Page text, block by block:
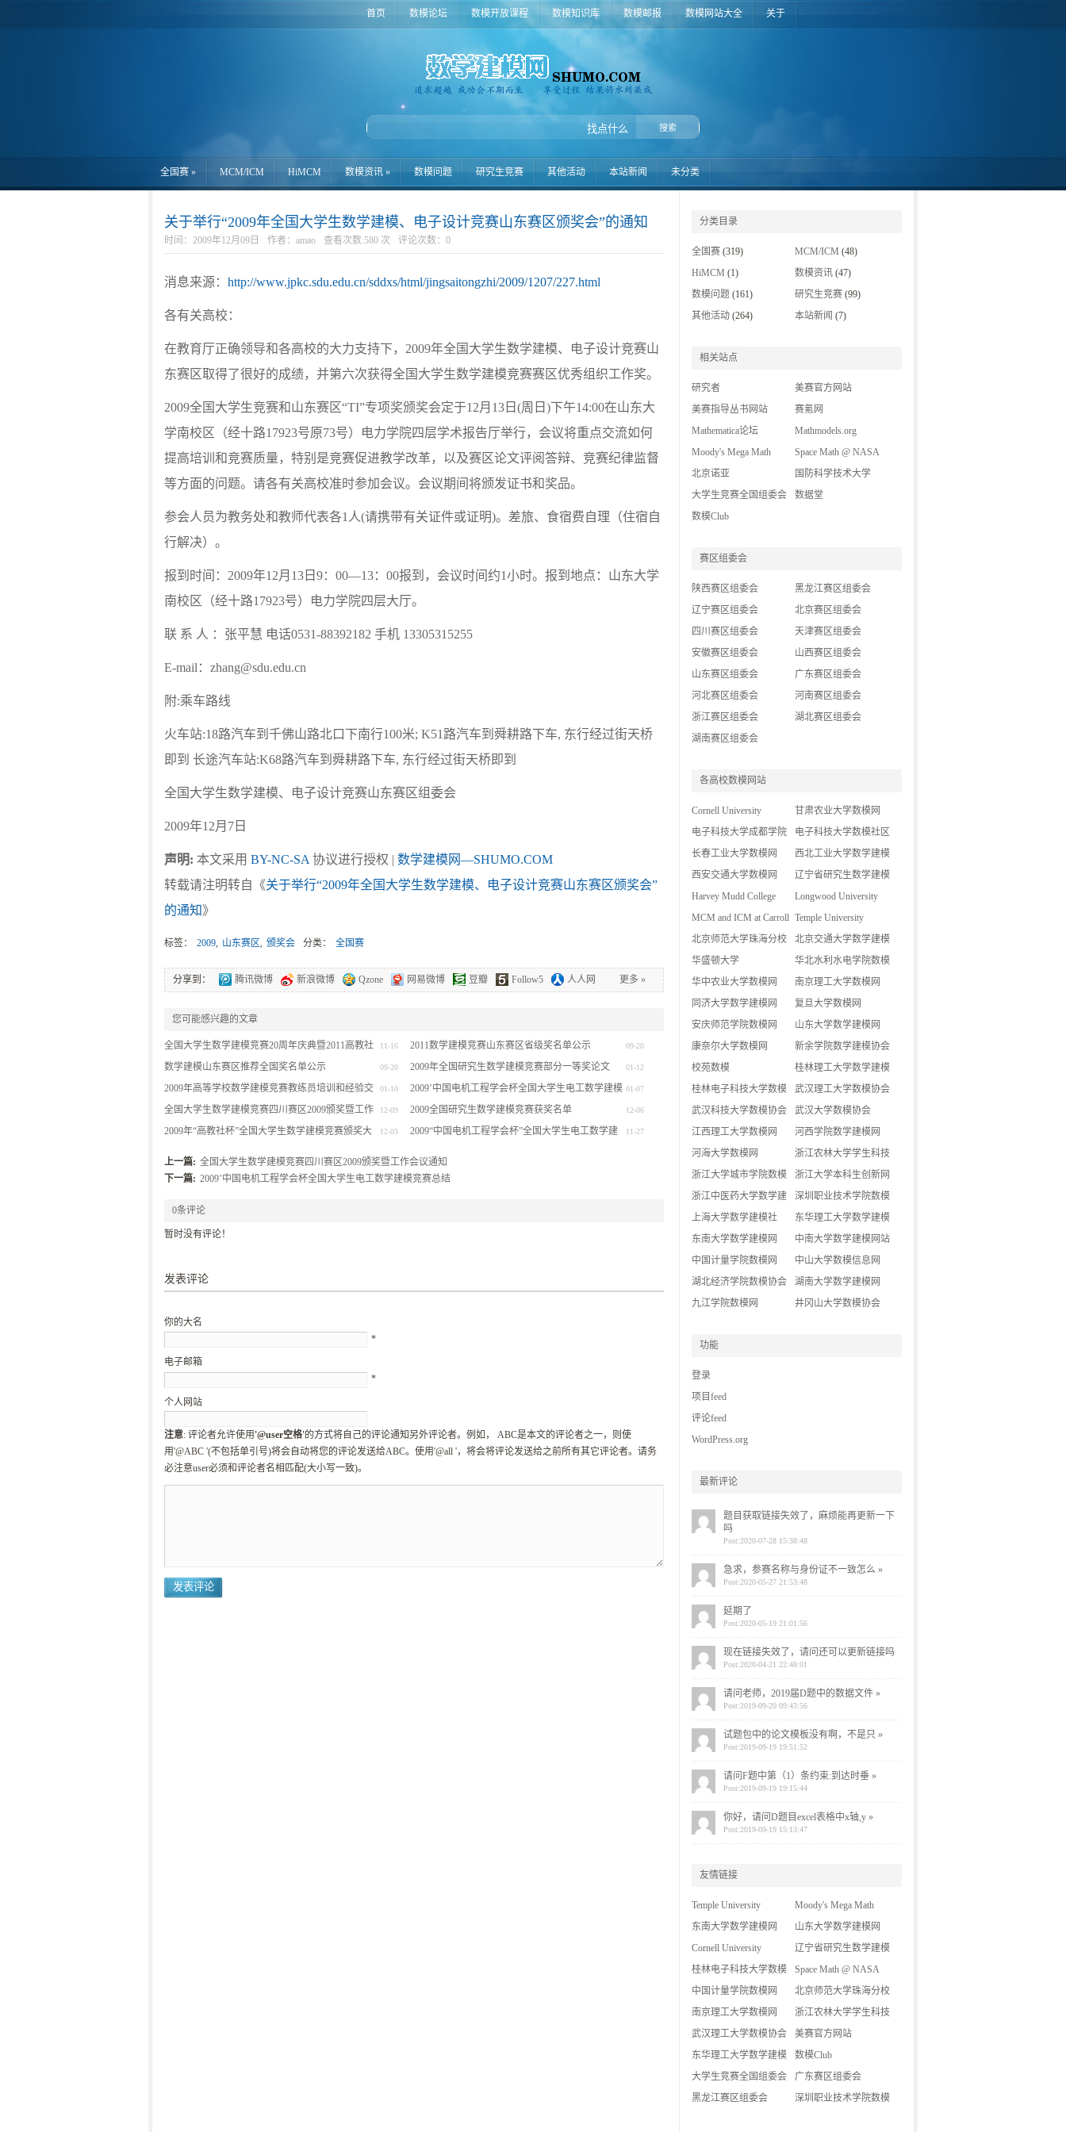
首页 数模论坛 数模开放课程 数模知识库 数模邮报 数模网站大全 关于
全国赛 » MCM/ICM HiMCM 数模资讯 » 数模问题 研究生竞赛 其他活动 本站新闻 未分类
关于举行“2009年全国大学生数学建模、电子设计竞赛山东赛区颁奖会”的通知
时间：2009年12月09日 作者：amao 查看次数:580 次 评论次数： 0
消息来源： http://www.jpkc.sdu.edu.cn/sddxs/html/jingsaitongzhi/2009/1207/227.html
各有关高校：
在教育厅正确领导和各高校的大力支持下，2009年全国大学生数学建模、电子设计竞赛山
东赛区取得了很好的成绩，并第六次获得全国大学生数学建模竞赛赛区优秀组织工作奖。
2009全国大学生竞赛和山东赛区“TI”专项奖颁奖会定于12月13日(周日)下午14:00在山东大
学南校区（经十路17923号原73号）电力学院四层学术报告厅举行，会议将重点交流如何
提高培训和竞赛质量，特别是竞赛促进教学改革，以及赛区论文评阅答辩、竞赛纪律监督
等方面的问题。请各有关高校准时参加会议。会议期间将颁发证书和奖品。
参会人员为教务处和教师代表各1人(请携带有关证件或证明)。差旅、食宿费自理（住宿自
行解决）。
报到时间：2009年12月13日9：00—13：00报到，会议时间约1小时。报到地点：山东大学
南校区（经十路17923号）电力学院四层大厅。
联 系 人 ：张平慧 电话0531-88392182 手机 13305315255
E-mail：zhang@sdu.edu.cn
附:乘车路线
火车站:18路汽车到千佛山路北口下南行100米; K51路汽车到舜耕路下车, 东行经过街天桥
即到 长途汽车站:K68路汽车到舜耕路下车, 东行经过街天桥即到
全国大学生数学建模、电子设计竞赛山东赛区组委会
2009年12月7日
声明: 本文采用 BY-NC-SA 协议进行授权 | 数学建模网—SHUMO.COM
转载请注明转自《关于举行“2009年全国大学生数学建模、电子设计竞赛山东赛区颁奖会”
的通知》
标签： 2009, 山东赛区, 颁奖会 分类： 全国赛
分享到： 腾讯微博 新浪微博 Qzone 网易微博 豆瓣 Follow5 人人网 更多 »
您可能感兴趣的文章
11-16
全国大学生数学建模竞赛20周年庆典暨2011高教社
杯颁奖仪式和工作会议第一次会议通知(新)
09-20
2011数学建模竞赛山东赛区省级奖名单公示
09-20
数学建模山东赛区推荐全国奖名单公示 01-12
2009年全国研究生数学建模竞赛部分一等奖论文
01-10
2009年高等学校数学建模竞赛教练员培训和经验交
流会在东南大学召开
01-07
2009’中国电机工程学会杯全国大学生电工数学建模
竞赛总结
12-09
全国大学生数学建模竞赛四川赛区2009颁奖暨工作
会议通知
12-06
2009全国研究生数学建模竞赛获奖名单
12-03
2009年“高教社杯”全国大学生数学建模竞赛颁奖大
11-27
2009“中国电机工程学会杯”全国大学生电工数学建
上一篇: 全国大学生数学建模竞赛四川赛区2009颁奖暨工作会议通知
下一篇: 2009’中国电机工程学会杯全国大学生电工数学建模竞赛总结
0条评论
暂时没有评论！
发表评论
你的大名
*
电子邮箱
*
个人网站
注意: 评论者允许使用 '@user空格'的方式将自己的评论通知另外评论者。例如， ABC是本文的评论者之一，则使
用'@ABC '(不包括单引号)将会自动将您的评论发送给ABC。使用'@all '，将会将评论发送给之前所有其它评论者。请务
必注意user必须和评论者名相匹配(大小写一致)。
分类目录
全国赛 (319)
数据挖掘竞赛
(1)
数模夏令营
(45)
MCM/ICM (48)
HiMCM (1) 数模资讯 (47)
建模经验交流
媒体报道(1)
精华转载
数模问题 (161) 研究生竞赛 (99)
其他活动 (264) 本站新闻 (7)
相关站点
研究者
美赛官方网站
美赛指导丛书网站
赛氪网
Mathematica论坛
Mathmodels.org
Moody's Mega Math
Challenge (A Contest for
High School Students)
Space Math @ NASA
北京诺亚
国防科学技术大学
大学生竞赛全国组委会
数据堂
数模Club
赛区组委会
陕西赛区组委会
黑龙江赛区组委会
辽宁赛区组委会
北京赛区组委会
四川赛区组委会
天津赛区组委会
安徽赛区组委会
山西赛区组委会
山东赛区组委会
广东赛区组委会
河北赛区组委会
河南赛区组委会
浙江赛区组委会
湖北赛区组委会
湖南赛区组委会
各高校数模网站
Cornell University
甘肃农业大学数模网
电子科技大学成都学院
数模论坛
电子科技大学数模社区
长春工业大学数模网
西北工业大学数学建模
基地
西安交通大学数模网
辽宁省研究生数学建模
竞赛
Harvey Mudd College
Longwood University
MCM and ICM at Carroll Temple University
北京师范大学珠海分校
数模网
北京交通大学数学建模
网
华盛顿大学
华北水利水电学院数模
协会
华中农业大学数模网
南京理工大学数模网
同济大学数学建模网
复旦大学数模网
安庆师范学院数模网
山东大学数学建模网
康奈尔大学数模网
新余学院数学建模协会
校苑数模
桂林理工大学数学建模
协会
桂林电子科技大学数模
基地
武汉理工大学数模协会
武汉科技大学数模协会
武汉大学数模协会
江西理工大学数模网
河西学院数学建模网
河海大学数模网
浙江农林大学学生科技
创新网
浙江大学城市学院数模
网
浙江大学本科生创新网
浙江中医药大学数学建
模基地
深圳职业技术学院数模
协会
上海大学数学建模社
东华理工大学数学建模
协会
东南大学数学建模网
中南大学数学建模网站
中国计量学院数模网
中山大学数模信息网
湖北经济学院数模协会
湖南大学数学建模网
九江学院数模网
井冈山大学数模协会
功能
登录
项目feed
评论feed
WordPress.org
最新评论
题目获取链接失效了，麻烦能再更新一下
吗
Post:2020-07-28 15:38:48
急求，参赛名称与身份证不一致怎么 »
Post:2020-05-27 21:53:48
延期了
Post:2020-05-19 21:01:56
现在链接失效了，请问还可以更新链接吗
Post:2020-04-21 22:48:01
请问老师，2019届D题中的数据文件 »
Post:2019-09-20 09:43:56
试题包中的论文模板没有啊，不是只 »
Post:2019-09-19 19:51:52
请问F题中第（1）条约束:到达时垂 »
Post:2019-09-19 19:15:44
你好，请问D题目excel表格中x轴,y »
Post:2019-09-19 15:13:47
友情链接
Temple University
Moody's Mega Math
Challenge (A Contest for
High School Students)
东南大学数学建模网
山东大学数学建模网
Cornell University
辽宁省研究生数学建模
竞赛
桂林电子科技大学数模
基地
Space Math @ NASA
中国计量学院数模网
北京师范大学珠海分校
数模网
南京理工大学数模网
浙江农林大学学生科技
创新网
武汉理工大学数模协会
美赛官方网站
东华理工大学数学建模
协会
数模Club
大学生竞赛全国组委会
广东赛区组委会
黑龙江赛区组委会
深圳职业技术学院数模